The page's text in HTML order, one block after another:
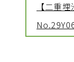
【二重